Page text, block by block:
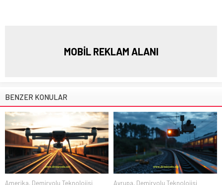
MOBİL REKLAM ALANI
BENZER KONULAR
Amerika, Demiryolu Teknolojisi
Avrupa, Demiryolu Teknolojisi